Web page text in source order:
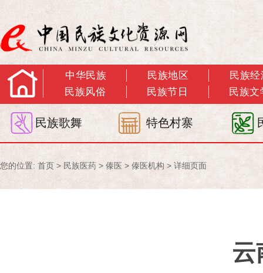
中华民族 民族地区
民族经
民族风俗
民族节日 民族文
民族歌舞 特色村寨
您的位置: 首页 > 民族医药 > 傣医 > 傣医机构 > 详细页面
云